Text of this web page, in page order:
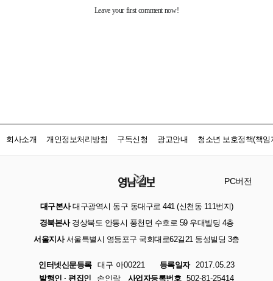
회사소개 개인정보처리방침 구독신청 광고안내 청소년 보호정책(책임
PC버전
대구본사대구광역시 동구 동대구로 441 (신천동 111번지)
경북본사경상북도 안동시 풍천면 수호로 59 우대빌딩 4층
서울지사서울특별시 영등포구 국회대로62길21 동성빌딩 3층
인터넷신문등록 대구 아00221 등록일자
2017.05.23
발행인 · 편집인
손인락 사업자등록번호 502-81-25414